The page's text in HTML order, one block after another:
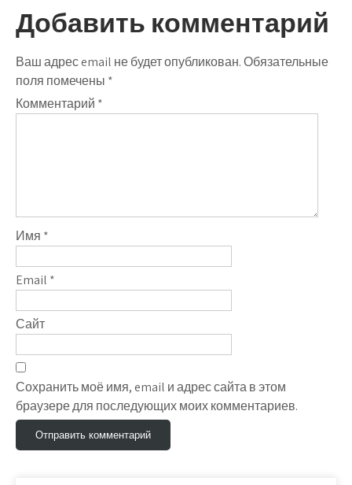
Добавить комментарий
Ваш адрес email не будет опубликован.Обязательные
поля помечены *
Комментарий *
Имя *
Email *
Сайт
Сохранить моё имя, email и адрес сайта в этом
браузере для последующих моих комментариев.